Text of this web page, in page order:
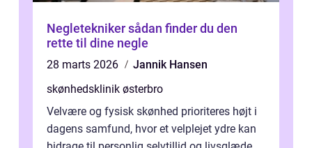
Negletekniker sådan finder du den
rette til dine negle
28 marts 2026
Jannik Hansen
skønhedsklinik østerbro
Velvære og fysisk skønhed prioriteres højt i
dagens samfund, hvor et velplejet ydre kan